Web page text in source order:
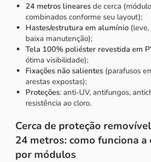
24 metros lineares de cerca
combinados conforme seu layout);
Hastes/estrutura em alumínio
baixa manutenção);
Tela 100% poliéster revestida em
ótima visibilidade);
Fixações não salientes (parafusos
arestas expostas);
Proteções: anti-UV, antifungos,
resistência ao cloro.
Cerca de proteção
24 metros: como funciona a
por módulos